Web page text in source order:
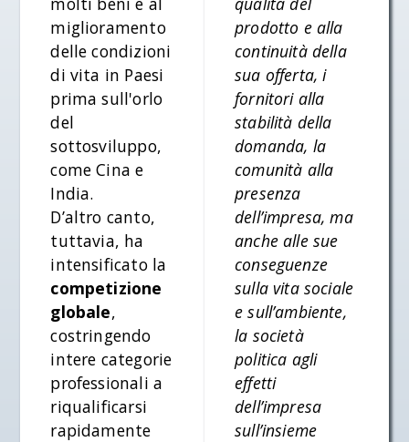
miglioramento
delle condizioni
di vita in Paesi
prima sull'orlo
del
sottosviluppo,
come Cina e
India.
D’altro canto,
tuttavia, ha
intensificato la
competizione
globale,
costringendo
intere categorie
professionali a
riqualificarsi
rapidamente
prodotto e alla
continuità della
sua offerta, i
fornitori alla
stabilità della
domanda, la
comunità alla
presenza
dell’impresa, ma
anche alle sue
conseguenze
sulla vita sociale
e sull’ambiente,
la società
politica agli
effetti
dell’impresa
sull’insieme